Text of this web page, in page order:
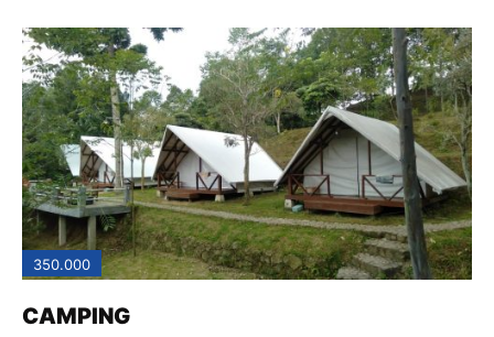
350.000
CAMPING